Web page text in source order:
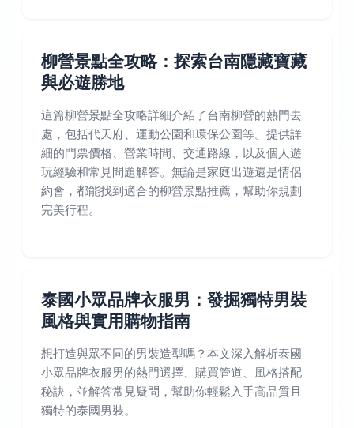
柳營景點全攻略：探索台南隱藏寶藏
與必遊勝地
這篇柳營景點全攻略詳細介紹了台南柳營的熱門去
處，包括代天府、運動公園和環保公園等。提供詳
細的門票價格、營業時間、交通路線，以及個人遊
玩經驗和常見問題解答。無論是家庭出遊還是情侶
約會，都能找到適合的柳營景點推薦，幫助你規劃
完美行程。
泰國小眾品牌衣服男：發掘獨特男裝
風格與實用購物指南
想打造與眾不同的男裝造型嗎？本文深入解析泰國
小眾品牌衣服男的熱門選擇、購買管道、風格搭配
秘訣，並解答常見疑問，幫助你輕鬆入手高品質且
獨特的泰國男裝。